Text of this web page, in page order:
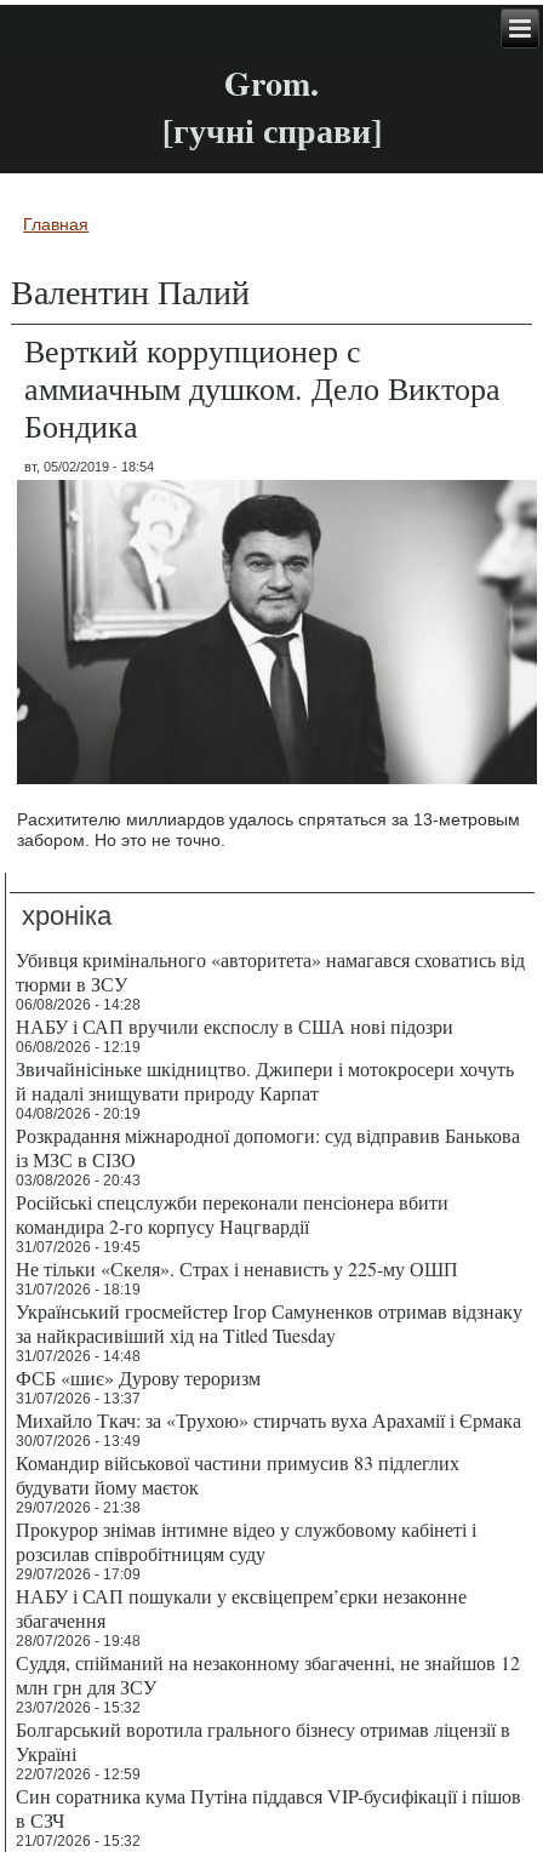
Grom.
[гучні справи]
Вы здесь
Главная
Валентин Палий
Верткий коррупционер с
аммиачным душком. Дело Виктора
Бондика
вт, 05/02/2019 - 18:54
Расхитителю миллиардов удалось спрятаться за 13-метровым
забором. Но это не точно.
хроніка
Убивця кримінального «авторитета» намагався сховатись від
тюрми в ЗСУ
06/08/2026 - 14:28
НАБУ і САП вручили експослу в США нові підозри
06/08/2026 - 12:19
Звичайнісіньке шкідництво. Джипери і мотокросери хочуть
й надалі знищувати природу Карпат
04/08/2026 - 20:19
Розкрадання міжнародної допомоги: суд відправив Банькова
із МЗС в СІЗО
03/08/2026 - 20:43
Російські спецслужби переконали пенсіонера вбити
командира 2-го корпусу Нацгвардії
31/07/2026 - 19:45
Не тільки «Скеля». Страх і ненависть у 225-му ОШП
31/07/2026 - 18:19
Український гросмейстер Ігор Самуненков отримав відзнаку
за найкрасивіший хід на Titled Tuesday
31/07/2026 - 14:48
ФСБ «шиє» Дурову тероризм
31/07/2026 - 13:37
Михайло Ткач: за «Трухою» стирчать вуха Арахамії і Єрмака
30/07/2026 - 13:49
Командир військової частини примусив 83 підлеглих
будувати йому маєток
29/07/2026 - 21:38
Прокурор знімав інтимне відео у службовому кабінеті і
розсилав співробітницям суду
29/07/2026 - 17:09
НАБУ і САП пошукали у ексвіцепрем’єрки незаконне
збагачення
28/07/2026 - 19:48
Суддя, спійманий на незаконному збагаченні, не знайшов 12
млн грн для ЗСУ
23/07/2026 - 15:32
Болгарський воротила грального бізнесу отримав ліцензії в
Україні
22/07/2026 - 12:59
Син соратника кума Путіна піддався VIP-бусифікації і пішов
в СЗЧ
21/07/2026 - 15:32